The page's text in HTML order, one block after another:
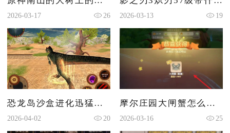
2026-03-17 26 2026-03-13 19
恐龙岛沙盒进化迅猛龙在哪
2026-04-02 20
摩尔庄园大闸蟹怎么点亮
2026-03-16 25